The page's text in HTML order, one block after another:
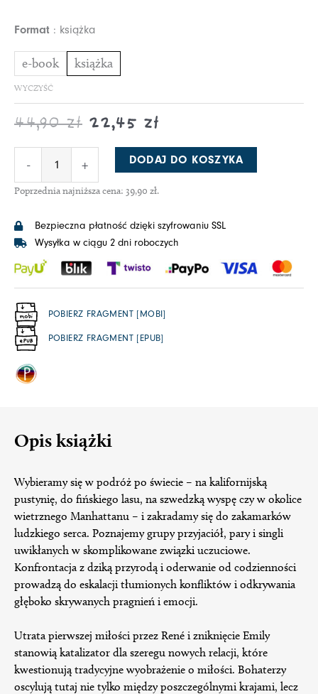
Format książka
e-book książka
WYCZYŚĆ
44,90zł 22,45 zł
-
lasach
ludzkiego
serca
+ DODAJ DO KOSZYKA
Poprzednia najniższa cena: 39,90 zł.
Bezpieczna płatność dzięki szyfrowaniu SSL
Wysyłka w ciągu 2 dni roboczych
POBIERZ FRAGMENT [MOBI]
POBIERZ FRAGMENT [EPUB]
Opis książki
Wybieramy się w podróż po świecie – na kalifornijską
pustynię, do fińskiego lasu, na szwedzką wyspę czy w okolice
wietrznego Manhattanu – i zakradamy się do zakamarków
ludzkiego serca. Poznajemy grupy przyjaciół, pary i singli
uwikłanych w skomplikowane związki uczuciowe.
Konfrontacja z dziką przyrodą i oderwanie od codzienności
prowadzą do eskalacji tłumionych konfliktów i odkrywania
głęboko skrywanych pragnień i emocji.
Utrata pierwszej miłości przez René i zniknięcie Emily
stanowią katalizator dla szeregu nowych relacji, które
kwestionują tradycyjne wyobrażenie o miłości. Bohaterzy
oscylują tutaj nie tylko między poszczególnymi krajami, lecz